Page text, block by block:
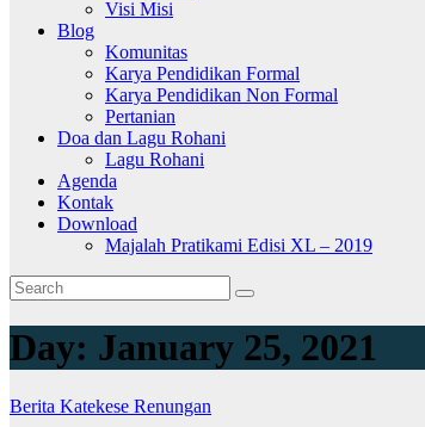
Visi Misi
Blog
Komunitas
Karya Pendidikan Formal
Karya Pendidikan Non Formal
Pertanian
Doa dan Lagu Rohani
Lagu Rohani
Agenda
Kontak
Download
Majalah Pratikami Edisi XL – 2019
Day: January 25, 2021
Berita Katekese Renungan